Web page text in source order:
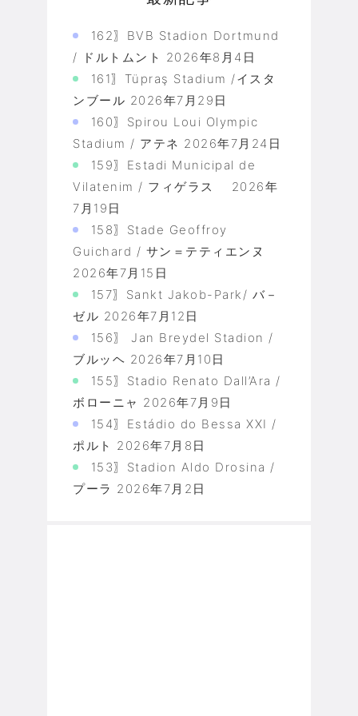
162〗BVB Stadion Dortmund
/ ドルトムント 2026年8月4日
161〗Tüpraş Stadium /イスタ
ンブール 2026年7月29日
160〗Spirou Loui Olympic
Stadium / アテネ 2026年7月24日
159〗Estadi Municipal de
Vilatenim / フィゲラス
2026年
7月19日
158〗Stade Geoffroy
Guichard / サン＝テティエンヌ
2026年7月15日
157〗Sankt Jakob-Park/ バ－
ゼル 2026年7月12日
156〗 Jan Breydel Stadion /
ブルッヘ 2026年7月10日
155〗Stadio Renato Dall’Ara /
ボローニャ 2026年7月9日
154〗Estádio do Bessa XXI /
ポルト 2026年7月8日
153〗Stadion Aldo Drosina /
プーラ 2026年7月2日